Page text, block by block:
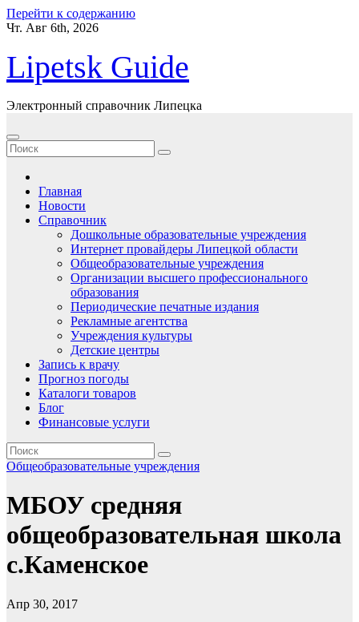
Перейти к содержанию
Чт. Авг 6th, 2026
Lipetsk Guide
Электронный справочник Липецка
Главная
Новости
Справочник
Дошкольные образовательные учреждения
Интернет провайдеры Липецкой области
Общеобразовательные учреждения
Организации высшего профессионального
образования
Периодические печатные издания
Рекламные агентства
Учреждения культуры
Детские центры
Запись к врачу
Прогноз погоды
Каталоги товаров
Блог
Финансовые услуги
Общеобразовательные учреждения
МБОУ средняя
общеобразовательная школа
с.Каменское
Апр 30, 2017